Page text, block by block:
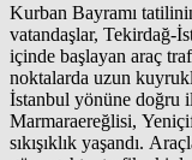
Kurban Bayramı
vatandaşlar, Tekirdağ-
içinde başlayan araç
noktalarda uzun
İstanbul yönüne doğru
Marmaraereğlisi,
sıkışıklık yaşandı.